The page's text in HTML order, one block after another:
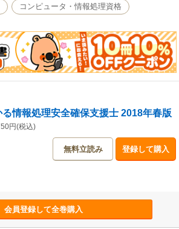
た情報処理安全確保支援士試験の午前II、午後
問題を詳しく解説します。
に実施された情報処理安全確保支援士試験の問
社ラックのセキュリティ技術者が、しつこいま
とです。単に問題を解く最短距離を示すだけで
ほぐす力を付けていただきます。
全確保支援士をはじめとした各種情報処理技術
。その経験を基に、情報処理安全確保支援士と
支援士を取得するとどういうメリットがあるの
細に解説。また、試験に合格するための勉強の
説明します。
リティの参考書ではありません。試験に合格す
けでは不十分です。長い文章問題から短い時間
に回答するにはコツが必要だからです。この本
体得し、難関を突破する力が付くはずです。支
コンピュータ・情報処理資格
情報処理安全確保支援士 2018年春版
円(税込)
無料立読み 登録して購入
会員登録して全巻購入